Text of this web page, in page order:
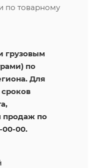
по товарному
грузовым
по
Для
продаж по
00-00.